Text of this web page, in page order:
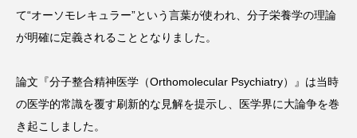
て“オーソモレキュラー”という言葉が使われ、分子栄養学の理論
が明確に定義されることとなりました。
論文『分子整合精神医学（Orthomolecular Psychiatry）』は当時
の医学的常識を覆す刷新的な見解を提示し、医学界に大論争を巻
き起こしました。